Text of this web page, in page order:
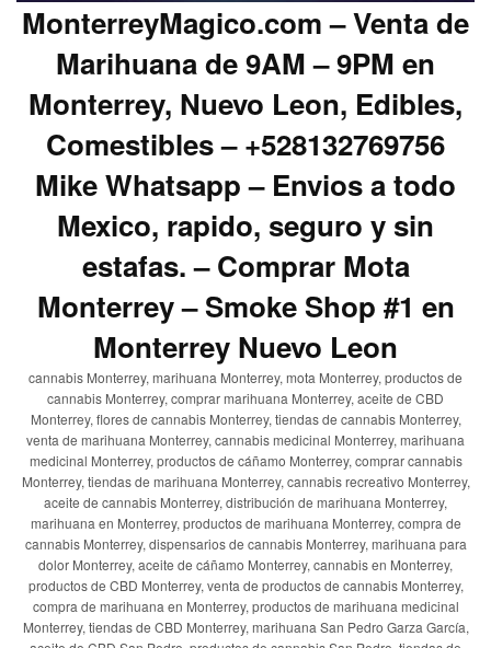
MonterreyMagico.com – Venta de
Marihuana de 9AM – 9PM en
Monterrey, Nuevo Leon, Edibles,
Comestibles – +528132769756
Mike Whatsapp – Envios a todo
Mexico, rapido, seguro y sin
estafas. – Comprar Mota
Monterrey – Smoke Shop #1 en
Monterrey Nuevo Leon
cannabis Monterrey, marihuana Monterrey, mota Monterrey, productos de
cannabis Monterrey, comprar marihuana Monterrey, aceite de CBD
Monterrey, flores de cannabis Monterrey, tiendas de cannabis Monterrey,
venta de marihuana Monterrey, cannabis medicinal Monterrey, marihuana
medicinal Monterrey, productos de cáñamo Monterrey, comprar cannabis
Monterrey, tiendas de marihuana Monterrey, cannabis recreativo Monterrey,
aceite de cannabis Monterrey, distribución de marihuana Monterrey,
marihuana en Monterrey, productos de marihuana Monterrey, compra de
cannabis Monterrey, dispensarios de cannabis Monterrey, marihuana para
dolor Monterrey, aceite de cáñamo Monterrey, cannabis en Monterrey,
productos de CBD Monterrey, venta de productos de cannabis Monterrey,
compra de marihuana en Monterrey, productos de marihuana medicinal
Monterrey, tiendas de CBD Monterrey, marihuana San Pedro Garza García,